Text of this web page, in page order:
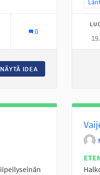
KESÄTYÖSETELIT
0
NÄYTÄ IDEA